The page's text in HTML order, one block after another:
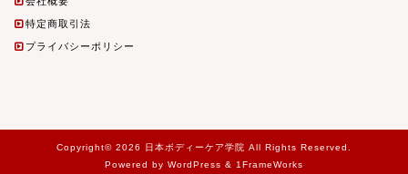
特定商取引法
プライバシーポリシー
Copyright© 2026 日本ボディーケア学院 All Rights Reserved.
Powered by WordPress & 1FrameWorks